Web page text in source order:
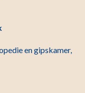
en gipskamer,